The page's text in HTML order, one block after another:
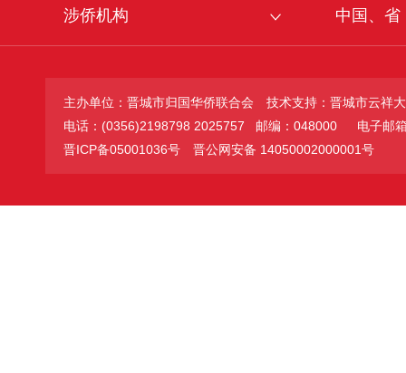
涉侨机构 中国、省
主办单位：晋城市归国华侨联合会
技术支持：晋城市云祥
电话：(0356)2198798 2025757 邮编：048000
电子邮
晋ICP备05001036号
晋公网安备 14050002000001号